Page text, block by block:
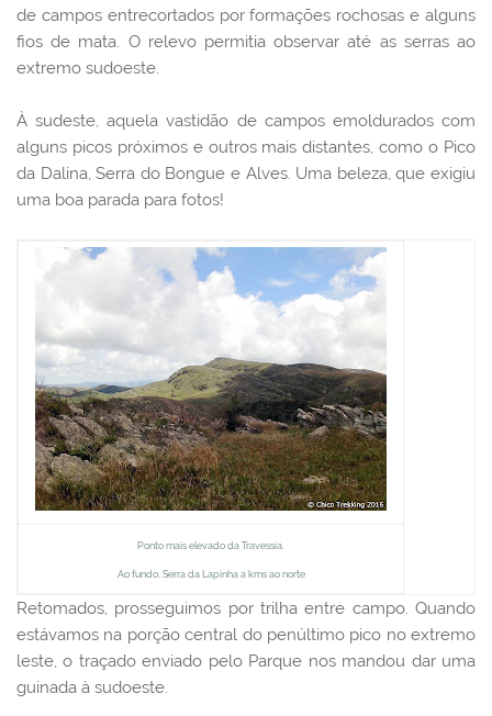
de campos entrecortados por formações rochosas e alguns
fios de mata. O relevo permitia observar até as serras ao
extremo sudoeste.
À sudeste, aquela vastidão de campos emoldurados com
alguns picos próximos e outros mais distantes, como o Pico
da Dalina, Serra do Bongue e Alves. Uma beleza, que exigiu
uma boa parada para fotos!
Ponto mais elevado da Travessia.
Ao fundo, Serra da Lapinha a kms ao norte
Retomados, prosseguimos por trilha entre campo. Quando
estávamos na porção central do penúltimo pico no extremo
leste, o traçado enviado pelo Parque nos mandou dar uma
guinada à sudoeste.